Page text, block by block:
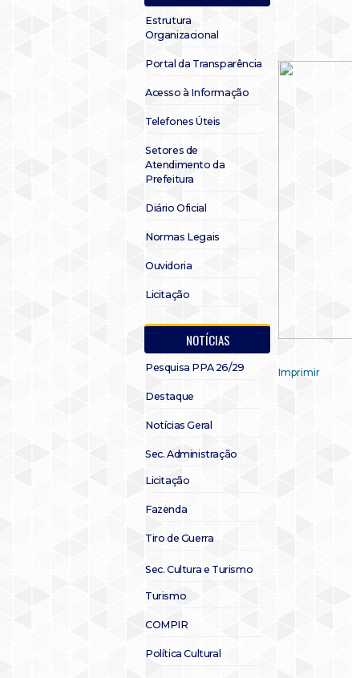
Estrutura
Organizacional
Portal da Transparência
Acesso à Informação
Telefones Úteis
Setores de
Atendimento da
Prefeitura
Diário Oficial
Normas Legais
Ouvidoria
Licitação
NOTÍCIAS
Pesquisa PPA 26/29
Destaque
Notícias Geral
Sec. Administração
Licitação
Fazenda
Tiro de Guerra
Sec. Cultura e Turismo
Turismo
COMPIR
Política Cultural
Imprimir